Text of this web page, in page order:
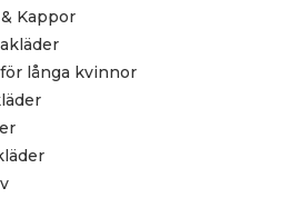
Kappor
långa kvinnor